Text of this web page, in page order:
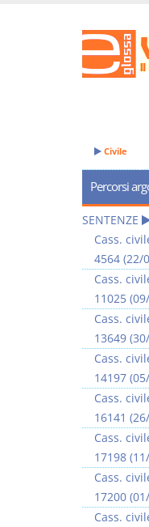
Civile
Percorsi
SENTENZE
Cass.
4564 (22/
Cass.
11025
Cass.
13649
Cass.
14197
Cass.
16141
Cass.
17198
Cass.
17200
Cass.